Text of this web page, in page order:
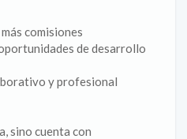
comisiones
de desarrollo
y profesional
sino cuenta con